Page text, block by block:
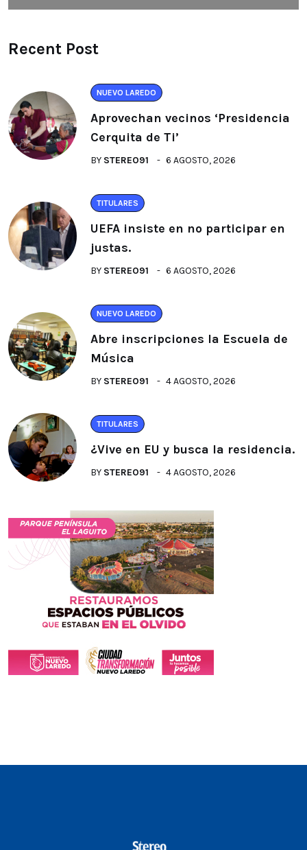
Recent Post
NUEVO LAREDO
Aprovechan vecinos ‘Presidencia
Cerquita de Ti’
BY STEREO91 6 AGOSTO, 2026
TITULARES
UEFA insiste en no participar en
justas.
BY STEREO91 6 AGOSTO, 2026
NUEVO LAREDO
Abre inscripciones la Escuela de
Música
BY STEREO91 4 AGOSTO, 2026
TITULARES
¿Vive en EU y busca la residencia.
BY STEREO91 4 AGOSTO, 2026